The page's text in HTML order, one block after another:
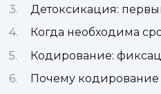
Детоксикация:
Когда необходима
Кодирование:
Почему кодирование